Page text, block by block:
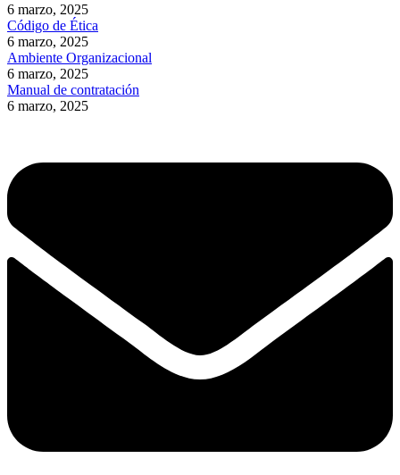
6 marzo, 2025
Código de Ética
6 marzo, 2025
Ambiente Organizacional
6 marzo, 2025
Manual de contratación
6 marzo, 2025